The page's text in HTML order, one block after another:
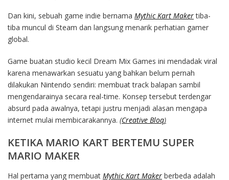
Dan kini, sebuah game indie bernama Mythic Kart Makertiba-
tiba muncul di Steam dan langsung menarik perhatian gamer
global.
Game buatan studio kecil Dream Mix Games ini mendadak viral
karena menawarkan sesuatu yang bahkan belum pernah
dilakukan Nintendo sendiri: membuat track balapan sambil
mengendarainya secara real-time. Konsep tersebut terdengar
absurd pada awalnya, tetapi justru menjadi alasan mengapa
internet mulai membicarakannya. (Creative Bloq)
KETIKA MARIO KART BERTEMU SUPER
MARIO MAKER
Hal pertama yang membuat Mythic Kart Maker berbeda adalah